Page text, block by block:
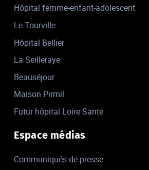
Hôpital femme-enfant-adolescent
Le Tourville
Hôpital Bellier
La Seilleraye
Beauséjour
Maison Pirmil
Futur hôpital Loire Santé
Espace médias
Communiqués de presse